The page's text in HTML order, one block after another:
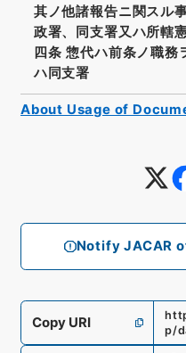
Notify JACAR
其ノ他諸報告ニ関スル
政署、同支署又ハ所轄
四条 惣代ハ前条ノ職務
ハ同支署
Copy URI
p/
About Usage of